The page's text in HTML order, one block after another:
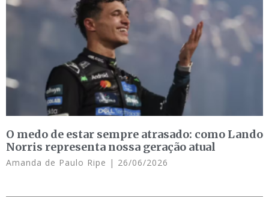
O medo de estar sempre atrasado: como Lando
Norris representa nossa geração atual
Amanda de Paulo Ripe 26/06/2026